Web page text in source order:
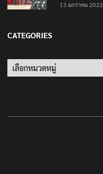
13 มกราคม 2022
CATEGORIES
Categories